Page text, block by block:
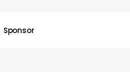
Sponsor